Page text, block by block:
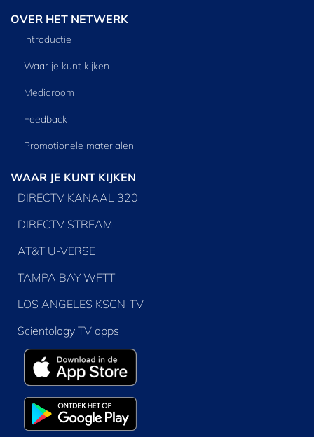
OVER HET NETWERK
Introductie
Waar je kunt kijken
Mediaroom
Feedback
Promotionele materialen
WAAR JE KUNT KIJKEN
DIRECTV KANAAL 320
DIRECTV STREAM
AT&T U-VERSE
TAMPA BAY WFTT
LOS ANGELES KSCN-TV
Scientology TV apps